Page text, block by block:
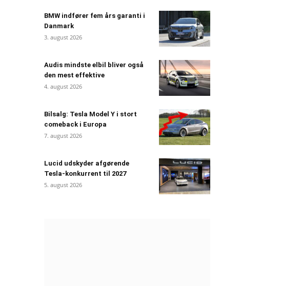
BMW indfører fem års garanti i
Danmark
3. august 2026
Audis mindste elbil bliver også
den mest effektive
4. august 2026
Bilsalg: Tesla Model Y i stort
comeback i Europa
7. august 2026
Lucid udskyder afgørende
Tesla-konkurrent til 2027
5. august 2026